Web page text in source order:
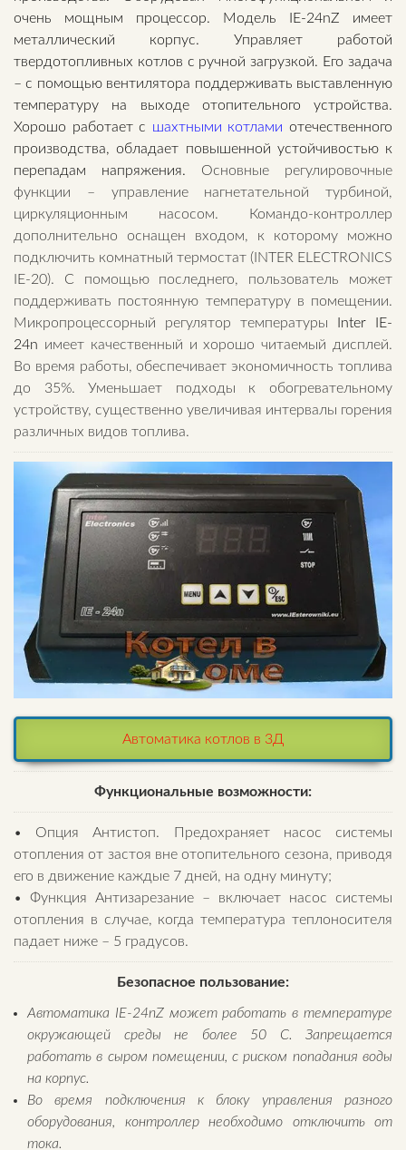
очень мощным процессор. Модель IE-24nZ имеет
металлический корпус. Управляет работой
твердотопливных котлов с ручной загрузкой. Его задача
– с помощью вентилятора поддерживать выставленную
температуру на выходе отопительного устройства.
Хорошо работает с шахтными котлами отечественного
производства, обладает повышенной устойчивостью к
перепадам напряжения. Основные регулировочные
функции – управление нагнетательной турбиной,
циркуляционным насосом. Командо-контроллер
дополнительно оснащен входом, к которому можно
подключить комнатный термостат (INTER ELECTRONICS
IE-20). С помощью последнего, пользователь может
поддерживать постоянную температуру в помещении.
Микропроцессорный регулятор температуры
Inter IE-
24n имеет качественный и хорошо читаемый дисплей.
Во время работы, обеспечивает экономичность топлива
до 35%. Уменьшает подходы к обогревательному
устройству, существенно увеличивая интервалы горения
различных видов топлива.
Автоматика котлов в 3Д
Функциональные возможности:
• Опция Антистоп. Предохраняет насос системы
отопления от застоя вне отопительного сезона, приводя
его в движение каждые 7 дней, на одну минуту;
• Функция Антизарезание – включает насос системы
отопления в случае, когда температура теплоносителя
падает ниже – 5 градусов.
Безопасное пользование:
Автоматика IE-24nZ может работать в температуре
окружающей среды не более 50 С. Запрещается
работать в сыром помещении, с риском попадания воды
на корпус.
Во время подключения к блоку управления разного
оборудования, контроллер необходимо отключить от
тока.